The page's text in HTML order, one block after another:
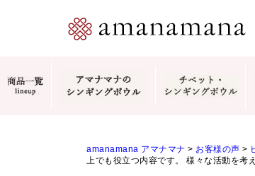
amanamana アマナマナ > お客様の声 >
上でも役立つ内容です。 様々な活動を考